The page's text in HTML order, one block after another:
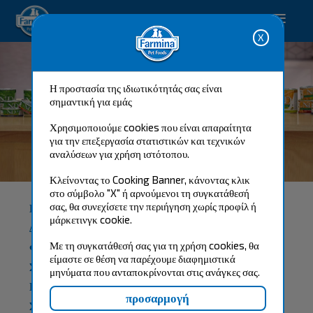
Η προστασία της ιδιωτικότητάς σας είναι
σημαντική για εμάς
Χρησιμοποιούμε cookies που είναι απαραίτητα
για την επεξεργασία στατιστικών και τεχνικών
αναλύσεων για χρήση ιστότοπου.
Κλείνοντας το Cooking Banner, κάνοντας κλικ
στο σύμβολο "X" ή αρνούμενοι τη συγκατάθεσή
σας, θα συνεχίσετε την περιήγηση χωρίς προφίλ ή
μάρκετινγκ cookie.
Με τη συγκατάθεσή σας για τη χρήση cookies, θα
είμαστε σε θέση να παρέχουμε διαφημιστικά
μηνύματα που ανταποκρίνονται στις ανάγκες σας.
Happy pet. Happy you.
N&D ΥΓΡΉ ΤΡΟΦΉ
Η ΥΓΡΉ ΤΡΟΦΉ NATURAL & DELICIOUS
ΔΗΜΙΟΥΡΓΉΘΗΚΕ ΣΎΜΦΩΝΑ ΜΕ ΤΗ
ΦΙΛΟΣΟΦΊΑ ΤΗΣ FARMINA ΓΙΑ ΤΑ
ΣΑΡΚΟΦΆΓΑ, ΩΣ ΠΛΉΡΕΙΣ ΚΑΙ ΔΙΑΤΡΟΦΙΚΆ
ΚΑΤΆΛΛΗΛΕΣ ΤΡΟΦΈΣ ΠΟΥ ΒΑΣΊΖΟΝΤΑΙ
ΣΤΙΣ ΒΙΟΛΟΓΙΚΈΣ ΑΝΆΓΚΕΣ ΤΩΝ ΣΚΎΛΩΝ